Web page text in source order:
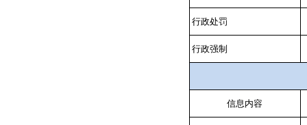
行政处罚
行政强制
信息内容